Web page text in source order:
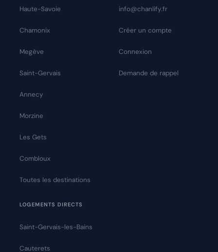
Haute-Savoie
Chamonix
Megève
Saint-Gervais
Annecy
Morzine
Les Gets
Combloux
Toutes les destinations
LOGEMENTS DIRECTS
Saint-Gervais-les-Bains
Cauterets
info@chanlify.fr
Créer un compte
Connexion
Demande de rappel